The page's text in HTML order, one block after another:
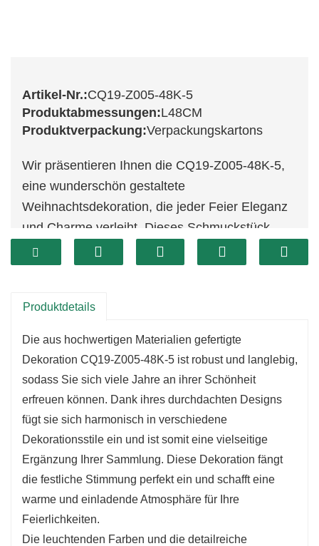
Artikel-Nr.:CQ19-Z005-48K-5
Produktabmessungen:L48CM
Produktverpackung:Verpackungskartons
Wir präsentieren Ihnen die CQ19-Z005-48K-5,
eine wunderschön gestaltete
Weihnachtsdekoration, die jeder Feier Eleganz
und Charme verleiht. Dieses Schmuckstück
besticht durch sein atemberaubendes Design
mit filigranen Details und leuchtenden Farben
Weihnachtsdekoration zu verschönern. Die
Weihnachtsbaum oder als Teil einer anderen
Dekoration.
Produktdetails
Die aus hochwertigen Materialien gefertigte
Dekoration CQ19-Z005-48K-5 ist robust und langlebig,
sodass Sie sich viele Jahre an ihrer Schönheit
erfreuen können. Dank ihres durchdachten Designs
fügt sie sich harmonisch in verschiedene
Dekorationsstile ein und ist somit eine vielseitige
Ergänzung Ihrer Sammlung. Diese Dekoration fängt
die festliche Stimmung perfekt ein und schafft eine
warme und einladende Atmosphäre für Ihre
Feierlichkeiten.
Die leuchtenden Farben und die detailreiche